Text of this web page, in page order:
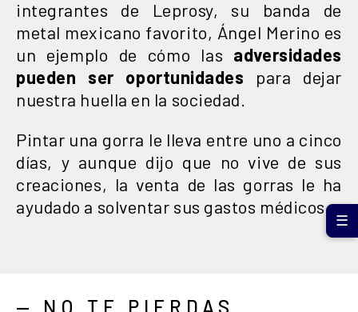
integrantes de Leprosy, su banda de
metal mexicano favorito, Ángel Merino es
un ejemplo de cómo las adversidades
pueden ser oportunidades para dejar
nuestra huella en la sociedad.
Pintar una gorra le lleva entre uno a cinco
días, y aunque dijo que no vive de sus
creaciones, la venta de las gorras le ha
ayudado a solventar sus gastos médicos.
— NO TE PIERDAS
☰